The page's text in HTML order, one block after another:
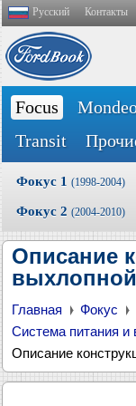
Русский Контакты
Focus
Transit
Фокус 1 (1998-2004)
Фокус 2 (2004-2010)
Описание
Главная Фокус
Система питания и
Описание